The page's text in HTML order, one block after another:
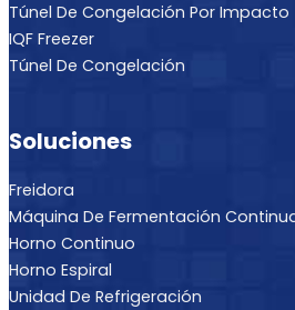
Túnel De Congelación Por Impacto
IQF Freezer
Túnel De Congelación
Soluciones
Freidora
Máquina De Fermentación
Horno Continuo
Horno Espiral
Unidad De Refrigeración